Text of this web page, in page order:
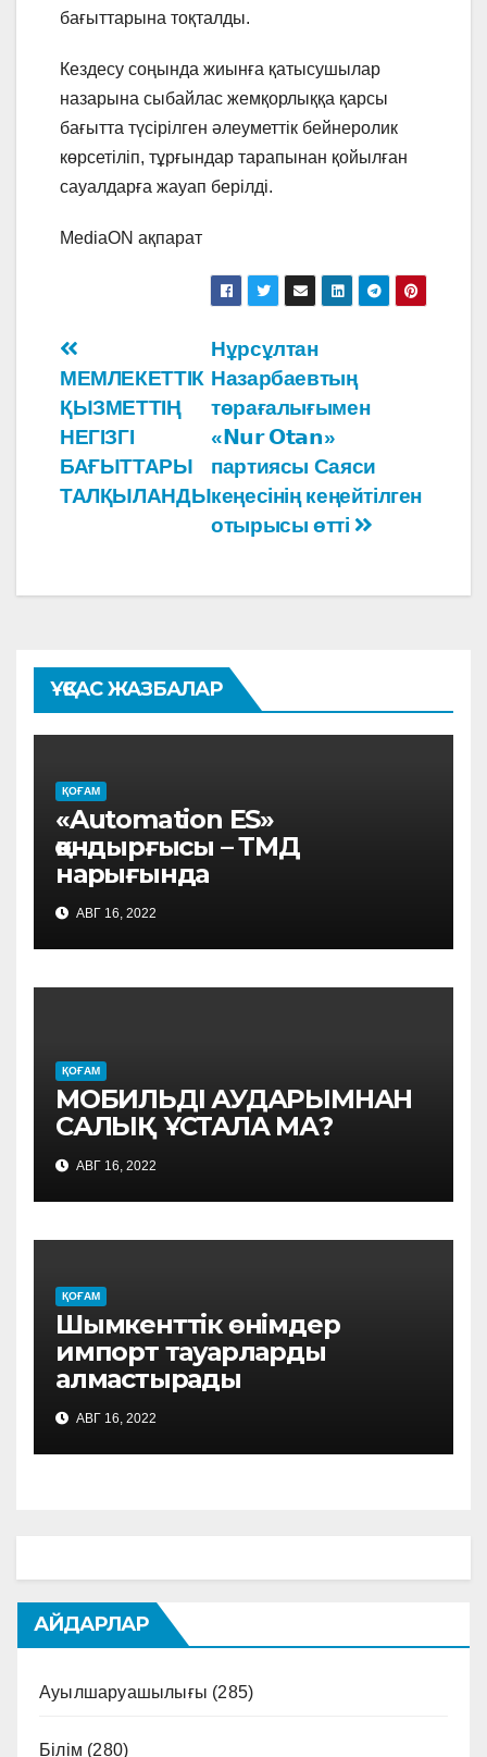
бағыттарына тоқталды.
Кездесу соңында жиынға қатысушылар
назарына сыбайлас жемқорлыққа қарсы
бағытта түсірілген әлеуметтік бейнеролик
көрсетіліп, тұрғындар тарапынан қойылған
сауалдарға жауап берілді.
MediaON ақпарат
Навигация
по
записям
Нұрсұлтан
Назарбаевтың
төрағалығымен
«𝗡𝘂𝗿 𝗢𝘁𝗮𝗻»
партиясы Саяси
кеңесінің кеңейтілген
отырысы өтті
МЕМЛЕКЕТТІК
ҚЫЗМЕТТІҢ
НЕГІЗГІ
БАҒЫТТАРЫ
ТАЛҚЫЛАНДЫ
ҰҚСАС ЖАЗБАЛАР
ҚОҒАМ
«Automation ES»
қондырғысы – ТМД
нарығында
АВГ 16, 2022
ҚОҒАМ
МОБИЛЬДІ АУДАРЫМНАН
САЛЫҚ ҰСТАЛА МА?
АВГ 16, 2022
ҚОҒАМ
Шымкенттік өнімдер
импорт тауарларды
алмастырады
АВГ 16, 2022
АЙДАРЛАР
Ауылшаруашылығы (285)
Білім (280)